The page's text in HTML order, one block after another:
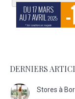
DERNIERS
Stores à